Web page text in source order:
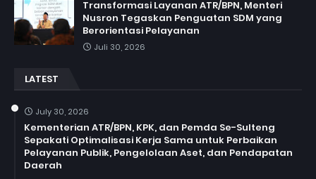
Transformasi Layanan ATR/BPN, Menteri
Nusron Tegaskan Penguatan SDM yang
Berorientasi Pelayanan
Juli 30, 2026
LATEST
July 30, 2026
Kementerian ATR/BPN, KPK, dan Pemda Se-Sulteng
Sepakati Optimalisasi Kerja Sama untuk Perbaikan
Pelayanan Publik, Pengelolaan Aset, dan Pendapatan
Daerah